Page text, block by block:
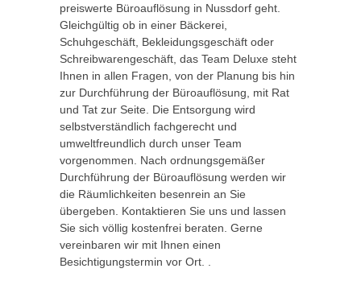
preiswerte Büroauflösung in Nussdorf geht.
Gleichgültig ob in einer Bäckerei,
Schuhgeschäft, Bekleidungsgeschäft oder
Schreibwarengeschäft, das Team Deluxe steht
Ihnen in allen Fragen, von der Planung bis hin
zur Durchführung der Büroauflösung, mit Rat
und Tat zur Seite. Die Entsorgung wird
selbstverständlich fachgerecht und
umweltfreundlich durch unser Team
vorgenommen. Nach ordnungsgemäßer
Durchführung der Büroauflösung werden wir
die Räumlichkeiten besenrein an Sie
übergeben. Kontaktieren Sie uns und lassen
Sie sich völlig kostenfrei beraten. Gerne
vereinbaren wir mit Ihnen einen
Besichtigungstermin vor Ort. .